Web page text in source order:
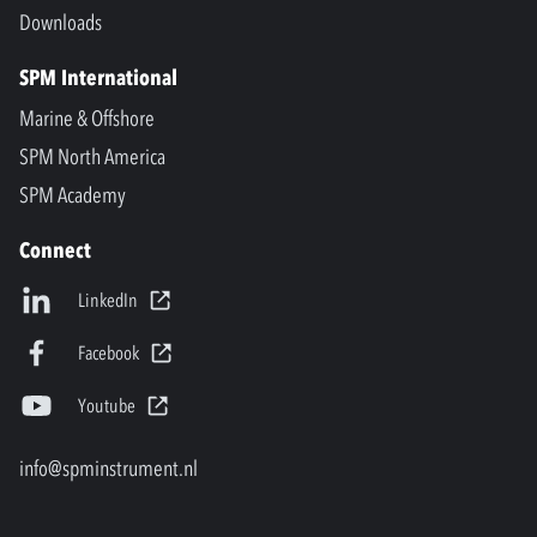
Downloads
SPM International
Marine & Offshore
SPM North America
SPM Academy
Connect
LinkedIn
Facebook
Youtube
info@spminstrument.nl